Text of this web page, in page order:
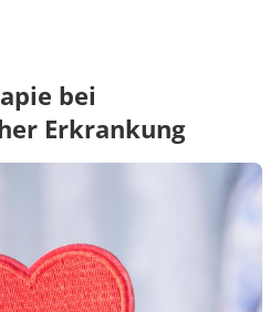
bei
Erkrankung